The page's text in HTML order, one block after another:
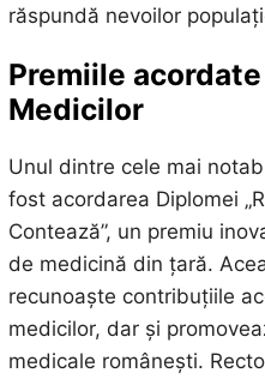
răspundă nevoilor
Premiile
Medicilor
Unul dintre cele mai
fost acordarea Diplomei
Contează”, un premiu
de medicină din țară.
recunoaște contribuțiile
medicilor, dar și
medicale românești.